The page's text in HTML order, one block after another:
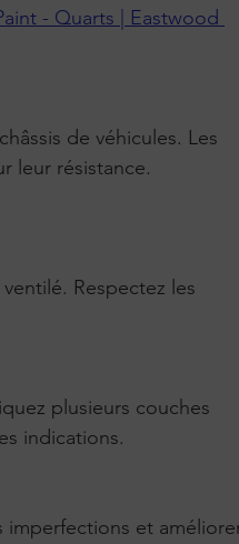
- Quarts | Eastwood
leur résistance.
indications.